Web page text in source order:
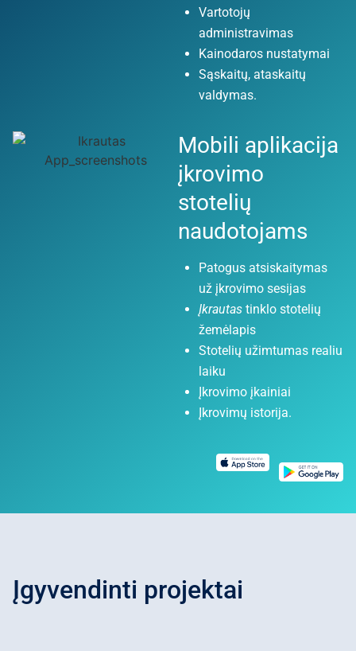
Vartotojų
administravimas
Kainodaros nustatymai
Sąskaitų, ataskaitų
valdymas.
Mobili aplikacija
įkrovimo
stotelių
naudotojams
Patogus atsiskaitymas
už įkrovimo sesijas
Įkrautas tinklo stotelių
žemėlapis
Stotelių užimtumas realiu
laiku
Įkrovimo įkainiai
Įkrovimų istorija.
Įgyvendinti projektai